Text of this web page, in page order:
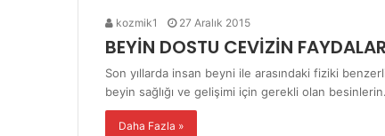
kozmik1 27 Aralık 2015
BEYİN DOSTU CEVİZİN
Son yıllarda insan beyni ile arasındaki fiziki
beyin sağlığı ve gelişimi için gerekli olan
Daha Fazla »